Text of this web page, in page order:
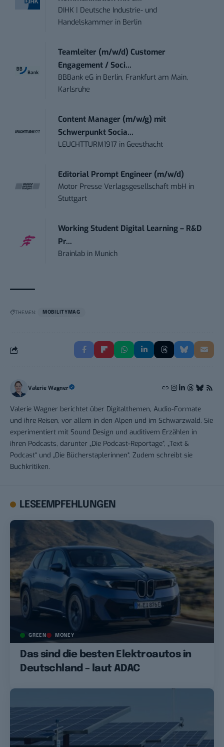
DIHK | Deutsche Industrie- und
Handelskammer in Berlin
Teamleiter (m/w/d) Customer
Engagement / Soci...
BBBank eG in Berlin, Frankfurt am Main,
Karlsruhe
Content Manager (m/w/g) mit
Schwerpunkt Socia...
LEUCHTTURM1917 in Geesthacht
Editorial Prompt Engineer (m/w/d)
Motor Presse Verlagsgesellschaft mbH in
Stuttgart
Working Student Digital Learning – R&D
Pr...
Brainlab in Munich
THEMEN: MOBILITYMAG
Valerie Wagner
Valerie Wagner berichtet über Digitalthemen, Audio-Formate
und ihre Reisen, vor allem in den Alpen und im Schwarzwald. Sie
experimentiert mit Sound Design und auditivem Erzählen in
ihren Podcasts, darunter „Die Podcast-Reportage“, „Text &
Podcast“ und „Die Bücherstaplerinnen“. Zudem schreibt sie
Buchkritiken.
LESEEMPFEHLUNGEN
GREEN MONEY
Das sind die besten Elektroautos in
Deutschland – laut ADAC